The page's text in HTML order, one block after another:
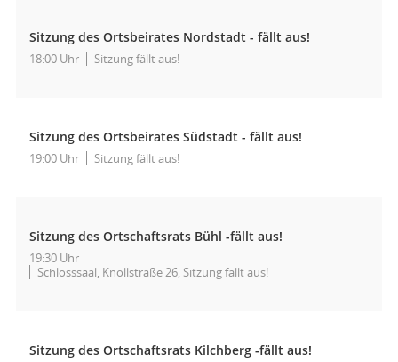
Sitzung des Ortsbeirates Nordstadt - fällt aus!
18:00 Uhr Sitzung fällt aus!
Sitzung des Ortsbeirates Südstadt - fällt aus!
19:00 Uhr Sitzung fällt aus!
Sitzung des Ortschaftsrats Bühl -fällt aus!
19:30 Uhr
Schlosssaal, Knollstraße 26, Sitzung fällt aus!
Sitzung des Ortschaftsrats Kilchberg -fällt aus!